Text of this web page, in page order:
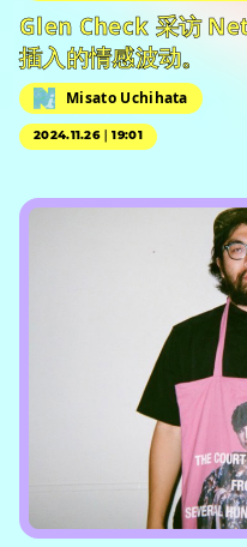
Glen Check 采访
插入的情感波动。
Misato Uchihata
2024.11.26｜19:01